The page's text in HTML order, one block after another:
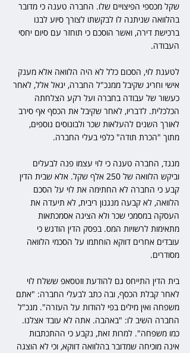
שקל מכספי הפיצויים שלו. החברה טענה כי מדובר
בהלוואה שניתנה לו לבקשתו לצורך סיוע לבנו
ברכישת דירה, ואשר הוסכם כי תוחזר עם סיום יחסי
העבודה.
לטענת לוי, הסכום כלל לא היה הלוואה אלא מענק
אישי וחריג שקיבל ממנכ"ל החברה, יגאל אלל, לאחר
כעשור של עבודה בחברה ועל רקע הצלחתה
הכלכלית. לדבריו, לאחר שקיבל את הכסף אף סירב
לאורך השנים להעלאות שכר ולבונוסים נוספים,
מתוך "הכרת תודה" כלפי בעלי החברה.
מנגד, החברה טענה כי לוי עצמו פנה לבעלים
וביקש הלוואה של 250 אלף שקל. אלא שבית הדין
קבע כי החברה לא החתימה את לוי על הסכם
הלוואה, לא קבעה מנגנון ריבית, לא תיעדה את
העסקה במסמכי שכר ולא הציגה אסמכתאות
מתאימות לרשויות המס. בפסק הדין הודגש כי
עובדים אחרים דווקא הוחתמו על הסכמי הלוואה
מסודרים.
בית הדין התייחס גם להודעת ווטסאפ ששלח לוי
לאחר קבלת הכסף, ובה כתב לבעלי החברה: "אתם
משפחה ואין מילים בפי להודות על העזרה". מנכ"ל
החברה השיב לו: "באהבה. אתה לא עובד אצלנו.
כמו משפחה". למרות זאת, נקבע כי ההתכתבות
אינה מוכיחה שמדובר בהלוואה דווקא, וכי לא הוצגה